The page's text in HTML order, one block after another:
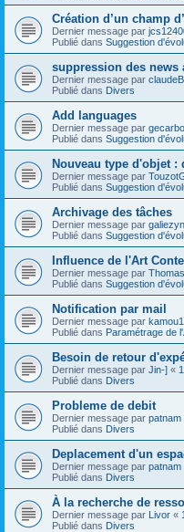
Création d’un champ
Dernier message par
Publié dans Suggestion
suppression des news
Dernier message par claudeB
Publié dans Divers
Add languages
Dernier message par
Publié dans Suggestion
Nouveau type d'objet :
Dernier message par
Publié dans Suggestion
Archivage des tâches
Dernier message par galiezyn
Publié dans Suggestion
Influence de l'Art
Dernier message par
Publié dans Suggestion
Notification par mail
Dernier message par
Publié dans Paramétrage de
Besoin de retour
Dernier message par Jin-] «
Publié dans Divers
Probleme de debit
Dernier message par patnam
Publié dans Divers
Deplacement d'un
Dernier message par patnam
Publié dans Divers
À la recherche de
Dernier message par Livor «
Publié dans Divers